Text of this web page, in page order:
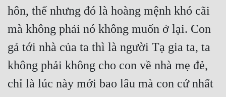
hôn, thế nhưng đó là hoàng mệnh khó cãi
mà không phải nó không muốn ở lại. Con
gả tới nhà của ta thì là người Tạ gia ta, ta
không phải không cho con về nhà mẹ đẻ,
chỉ là lúc này mới bao lâu mà con cứ nhất